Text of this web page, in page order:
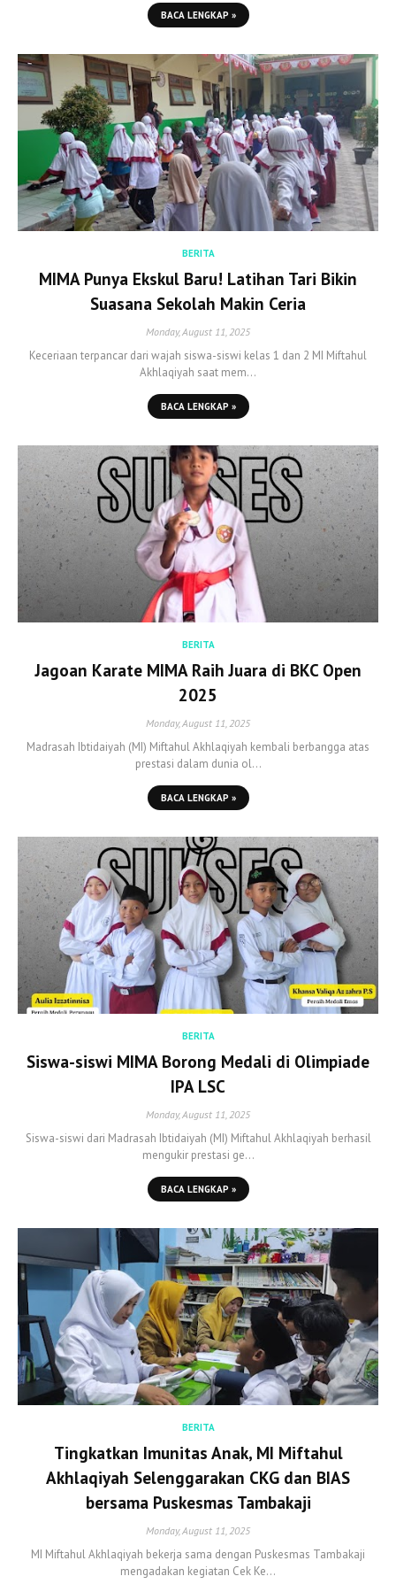
BACA LENGKAP »
BERITA
MIMA Punya Ekskul Baru! Latihan Tari Bikin
Suasana Sekolah Makin Ceria
Monday, August 11, 2025
Keceriaan terpancar dari wajah siswa-siswi kelas 1 dan 2 MI Miftahul
Akhlaqiyah saat mem…
BACA LENGKAP »
BERITA
Jagoan Karate MIMA Raih Juara di BKC Open
2025
Monday, August 11, 2025
Madrasah Ibtidaiyah (MI) Miftahul Akhlaqiyah kembali berbangga atas
prestasi dalam dunia ol…
BACA LENGKAP »
BERITA
Siswa-siswi MIMA Borong Medali di Olimpiade
IPA LSC
Monday, August 11, 2025
Siswa-siswi dari Madrasah Ibtidaiyah (MI) Miftahul Akhlaqiyah berhasil
mengukir prestasi ge…
BACA LENGKAP »
BERITA
Tingkatkan Imunitas Anak, MI Miftahul
Akhlaqiyah Selenggarakan CKG dan BIAS
bersama Puskesmas Tambakaji
Monday, August 11, 2025
MI Miftahul Akhlaqiyah bekerja sama dengan Puskesmas Tambakaji
mengadakan kegiatan Cek Ke…